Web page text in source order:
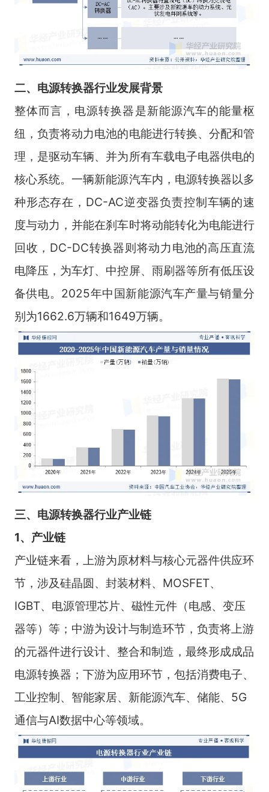
二、电源转换器行业发展背景
整体而言，电源转换器是新能源汽车的能量枢
纽，负责将动力电池的电能进行转换、分配和管
理，是驱动车辆、并为所有车载电子电器供电的
核心系统。一辆新能源汽车内，电源转换器以多
种形态存在，DC-AC逆变器负责控制车辆的速
度与动力，并能在刹车时将动能转化为电能进行
回收，DC-DC转换器则将动力电池的高压直流
电降压，为车灯、中控屏、雨刷器等所有低压设
备供电。2025年中国新能源汽车产量与销量分
别为1662.6万辆和1649万辆。
三、电源转换器行业产业链
1、产业链
产业链来看，上游为原材料与核心元器件供应环
节，涉及硅晶圆、封装材料、MOSFET、
IGBT、电源管理芯片、磁性元件（电感、变压
器等）等；中游为设计与制造环节，负责将上游
的元器件进行设计、整合和制造，最终形成成品
电源转换器；下游为应用环节，包括消费电子、
工业控制、智能家居、新能源汽车、储能、5G
通信与AI数据中心等领域。